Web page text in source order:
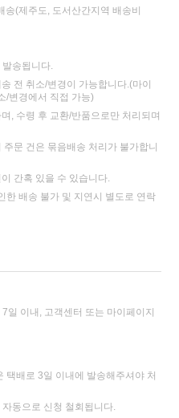
(제주도, 도서산간지역 배송비
송됩니다.
전 취소/변경이 가능합니다.(마이
/변경에서 직접 가능)
, 수령 후 교환/반품으로만 처리되며
문 건은 묶음배송 처리가 불가합니
간혹 있을 수 있습니다.
한 배송 불가 및 지연시 별도로 연락
일 이내, 고객센터 또는 마이페이지
택배로 3일 이내에 발송해주셔야 처
동으로 신청 철회됩니다.